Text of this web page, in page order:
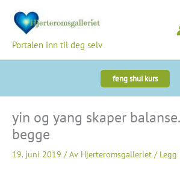
innholdet
Portalen inn til deg selv
feng shui kurs
yin og yang skaper
begge
19. juni 2019 / Av Hjerteromsgalleriet /